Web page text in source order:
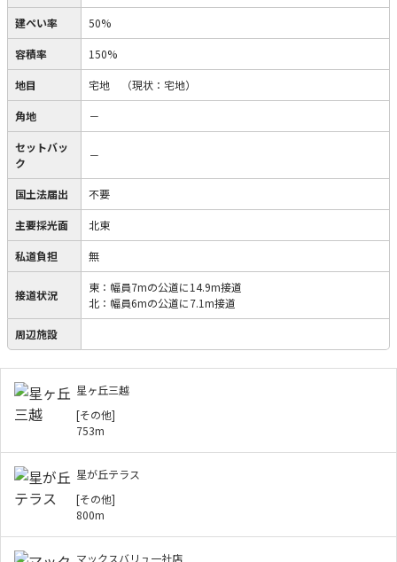
建ぺい率 50%
容積率 150%
地目 宅地 （現状：宅地）
角地 －
セットバッ
ク
－
国土法届出 不要
主要採光面 北東
私道負担 無
接道状況
東：幅員7mの公道に14.9m接道
北：幅員6mの公道に7.1m接道
周辺施設
星ヶ丘三越
[その他]
753m
星が丘テラス
[その他]
800m
マックスバリュ一社店